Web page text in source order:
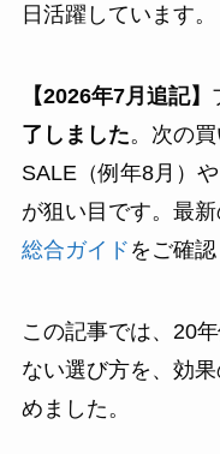
日活躍しています。
【2026年7月追記】
了しました。次の
SALE（例年8月）
が狙い目です。最
総合ガイド をご確認
この記事では、20
ない選び方を、効
めました。